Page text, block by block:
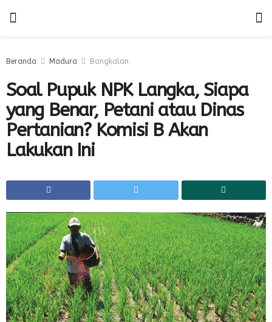
Beranda Madura Bangkalan
Soal Pupuk NPK Langka, Siapa
yang Benar, Petani atau Dinas
Pertanian? Komisi B Akan
Lakukan Ini